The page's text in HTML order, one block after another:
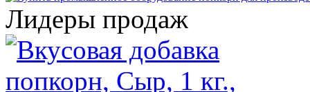
Лидеры продаж